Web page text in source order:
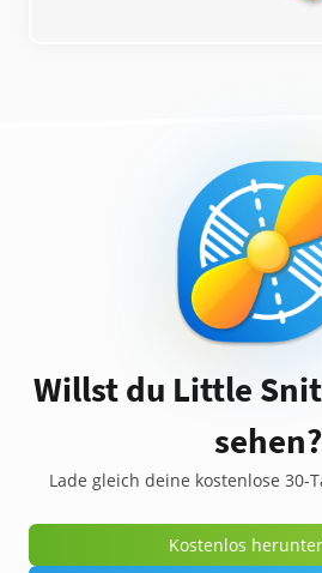
Willst du Little
sehen?
Lade gleich deine kostenlose 30-
Kostenlos